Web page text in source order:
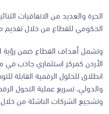
الحرة والعديد من الاتفاقيات
الحكومي للقطاع من خلال تقديم
وتشمل أهداف القطاع ضمن رؤية
الأردن كمركز استثماري جاذب في
انطلاق للحلول الرقمية القابلة
والدولي، تسريع عملية التحول
وتشجيع الشركات الناشئة من